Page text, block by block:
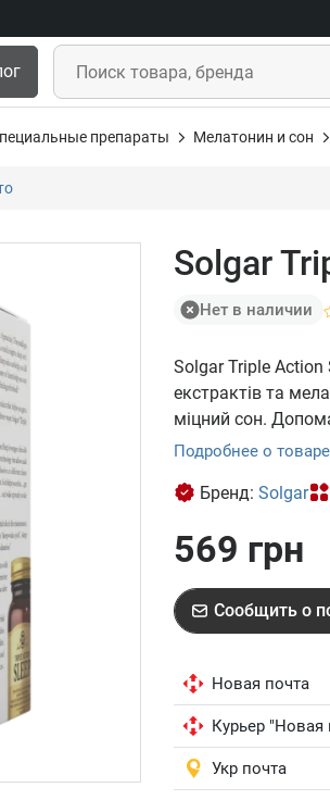
препараты Мелатонин и сон
Solgar
Нет в наличии
Solgar Triple Action
екстрактів та
міцний сон.
Подробнее о товаре
Бренд: Solgar
569 грн
Сообщить о
Новая почта
Курьер "Новая
Укр почта